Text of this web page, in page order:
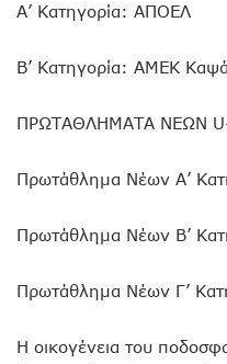
Α’ Κατηγορία: ΑΠΟΕΛ
Β’ Κατηγορία: ΑΜΕΚ
ΠΡΩΤΑΘΛΗΜΑΤΑ ΝΕΩΝ
Πρωτάθλημα Νέων Α’
Πρωτάθλημα Νέων Β’
Πρωτάθλημα Νέων Γ’
Η οικογένεια του